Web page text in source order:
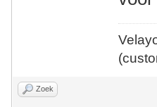
Zoek